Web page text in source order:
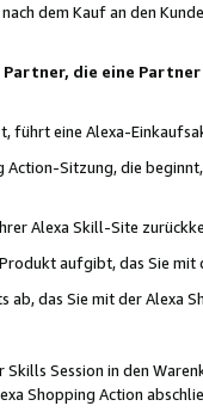
dem Kauf an den
die eine
eine Alexa-
Sitzung, die
Alexa Skill-Site
aufgibt, das Sie mit
ab, das Sie mit der Alexa
Session in den
Shopping Action